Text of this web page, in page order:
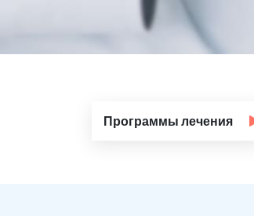
Программы лечения